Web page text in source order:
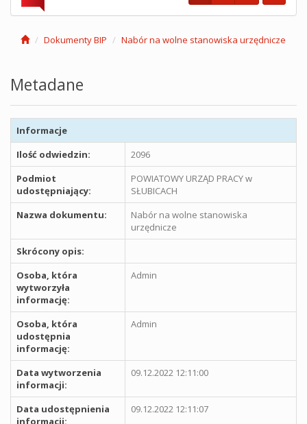
Dokumenty BIP Nabór na wolne stanowiska urzędnicze
Metadane
Informacje
Ilość odwiedzin:
2096
Podmiot
udostępniający:
POWIATOWY URZĄD PRACY w
SŁUBICACH
Nazwa dokumentu:
Nabór na wolne stanowiska
urzędnicze
Skrócony opis:
Osoba, która
wytworzyła
informację:
Admin
Osoba, która
udostępnia
informację:
Admin
Data wytworzenia
informacji:
09.12.2022 12:11:00
Data udostępnienia
informacji:
09.12.2022 12:11:07